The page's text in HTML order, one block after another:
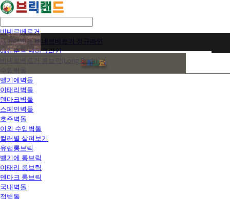
비네르베르거
벨기에벽돌 비네르베르거 정규라인
에겐순드 덴마크라인
비네르베르거 롱브릭(Long Brick)
수입벽돌
벨기에벽돌
이태리벽돌
덴마크벽돌
스페인벽돌
호주벽돌
이외 수입벽돌
컬러별 살펴보기
유럽롱브릭
벨기에 롱브릭
이태리 롱브릭
덴마크 롱브릭
국내벽돌
적벽돌
전화상담